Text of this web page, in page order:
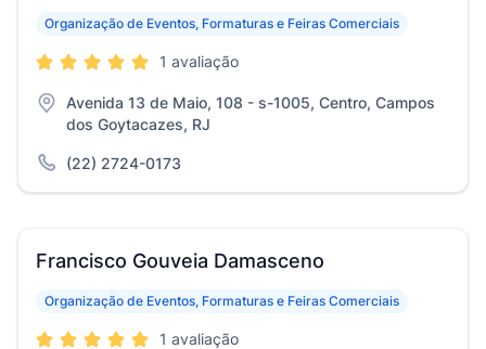
Organização de Eventos, Formaturas e Feiras Comerciais
1 avaliação
Avenida 13 de Maio, 108 - s-1005, Centro, Campos
dos Goytacazes, RJ
(22) 2724-0173
Francisco Gouveia Damasceno
Organização de Eventos, Formaturas e Feiras Comerciais
1 avaliação